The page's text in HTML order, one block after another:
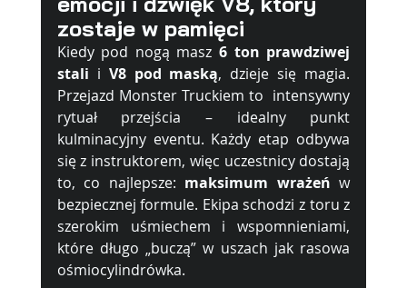
zostaje w pamięci
Kiedy pod nogą masz 6 ton prawdziwej
stali i V8 pod maską, dzieje się magia.
Przejazd Monster Truckiem to  intensywny
rytuał przejścia – idealny punkt
kulminacyjny eventu. Każdy etap odbywa
się z instruktorem, więc uczestnicy dostają
to, co najlepsze: maksimum wrażeń w
bezpiecznej formule. Ekipa schodzi z toru z
szerokim uśmiechem i wspomnieniami,
które długo „buczą” w uszach jak rasowa
ośmiocylindrówka.